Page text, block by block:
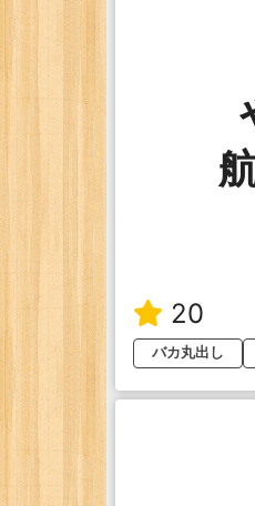
20
バカ丸出し